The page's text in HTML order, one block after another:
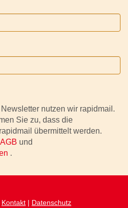
nutzen wir rapidmail.
Sie zu, dass die
übermittelt werden.
AGB und
.
Kontakt | Datenschutz